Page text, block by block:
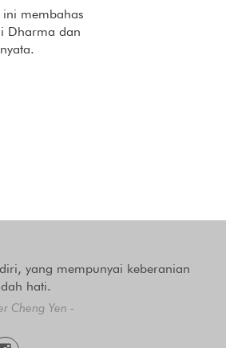
ini membahas
Dharma dan
yang mempunyai keberanian
hati.
Cheng Yen -